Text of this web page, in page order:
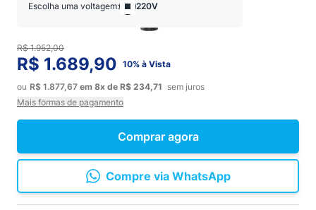
Comprar agora
Escolha uma voltagem: 220V
R$ 1.689,90 10% à Vista
ou R$ 1.877,67 em 8x de R$ 234,71 sem juros
Mais formas de pagamento
Compre via WhatsApp
R$ 1.952,00